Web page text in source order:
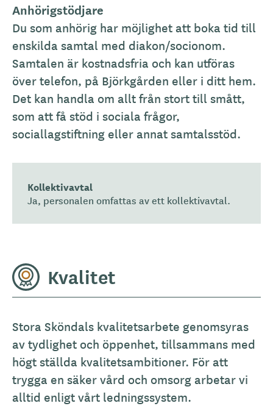
Anhörigstödjare
Du som anhörig har möjlighet att boka tid till
enskilda samtal med diakon/socionom.
Samtalen är kostnadsfria och kan utföras
över telefon, på Björkgården eller i ditt hem.
Det kan handla om allt från stort till smått,
som att få stöd i sociala frågor,
sociallagstiftning eller annat samtalsstöd.
Kollektivavtal
Ja, personalen omfattas av ett kollektivavtal.
Kvalitet
Stora Sköndals kvalitetsarbete genomsyras
av tydlighet och öppenhet, tillsammans med
högt ställda kvalitetsambitioner. För att
trygga en säker vård och omsorg arbetar vi
alltid enligt vårt ledningssystem.